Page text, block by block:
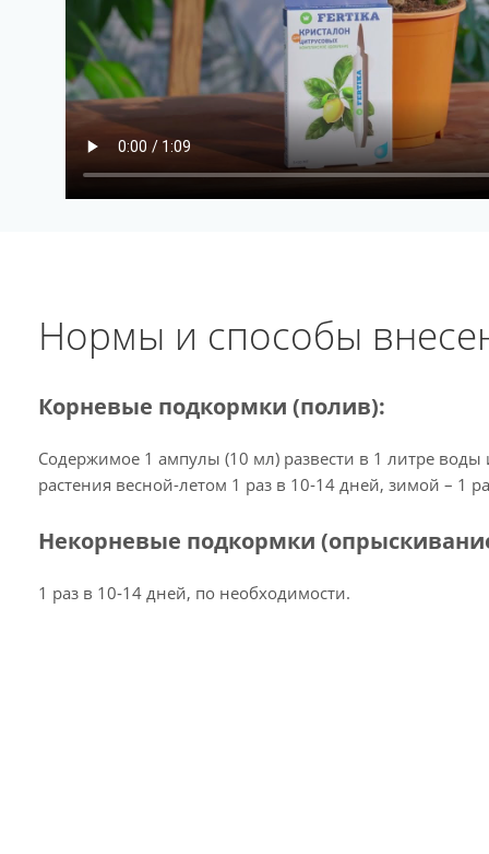
Нормы и способы
Корневые подкормки (полив):
Содержимое 1 ампулы (10 мл) развести в 1 литре воды
растения весной-летом 1 раз в 10‑14 дней, зимой – 1
Некорневые подкормки
1 раз в 10‑14 дней, по необходимости.